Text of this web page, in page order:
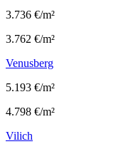
3.736 €/m²
3.762 €/m²
Venusberg
5.193 €/m²
4.798 €/m²
Vilich